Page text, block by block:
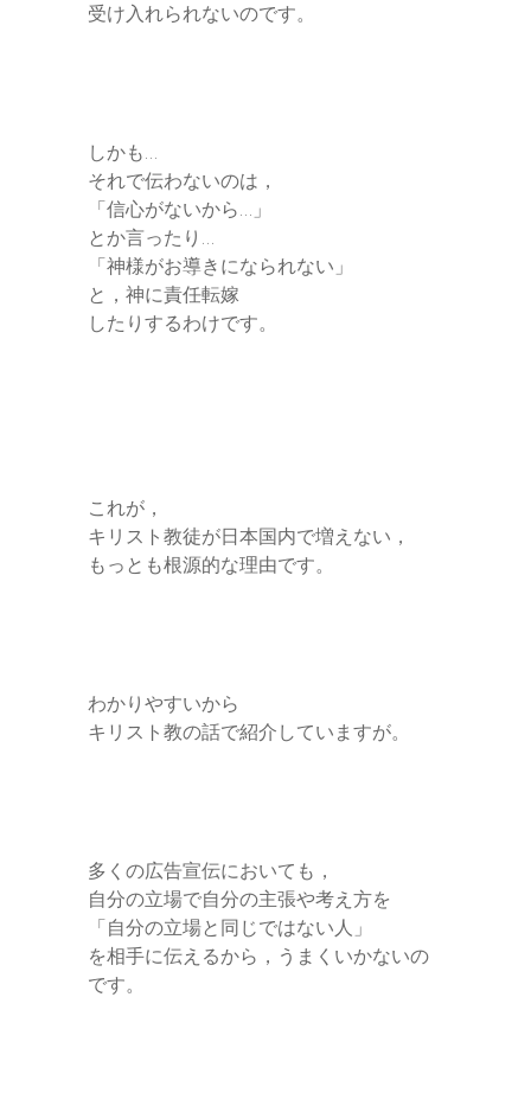
受け入れられないのです。
しかも…
それで伝わないのは，
「信心がないから…」
とか言ったり…
「神様がお導きになられない」
と，神に責任転嫁
したりするわけです。
これが，
キリスト教徒が日本国内で増えない，
もっとも根源的な理由です。
わかりやすいから
キリスト教の話で紹介していますが。
多くの広告宣伝においても，
自分の立場で自分の主張や考え方を
「自分の立場と同じではない人」
を相手に伝えるから，うまくいかないの
です。